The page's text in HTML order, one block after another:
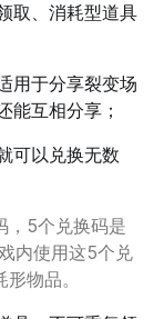
取、消耗型道具
用于分享裂变场
能互相分享；
可以兑换无数
，5个兑换码是
内使用这5个兑
物品。